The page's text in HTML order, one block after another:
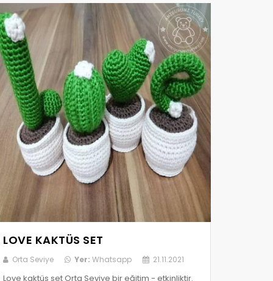
LOVE KAKTÜS SET
Orta Seviye Yer: Whatsapp 21.11.2021
Love kaktüs set Orta Seviye bir eğitim - etkinliktir.